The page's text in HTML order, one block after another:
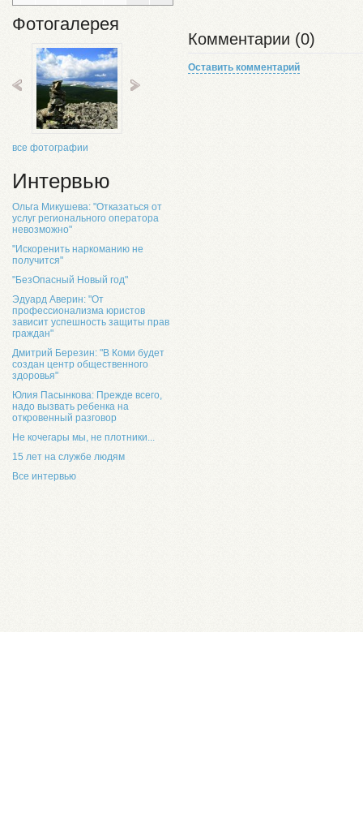
Фотогалерея
все фотографии
Интервью
Ольга Микушева: "Отказаться от
услуг регионального оператора
невозможно"
"Искоренить наркоманию не
получится"
"БезОпасный Новый год"
Эдуард Аверин: "От
профессионализма юристов
зависит успешность защиты прав
граждан"
Дмитрий Березин: "В Коми будет
создан центр общественного
здоровья"
Юлия Пасынкова: Прежде всего,
надо вызвать ребенка на
откровенный разговор
Не кочегары мы, не плотники...
15 лет на службе людям
Все интервью
Комментарии (0)
Оставить комментарий